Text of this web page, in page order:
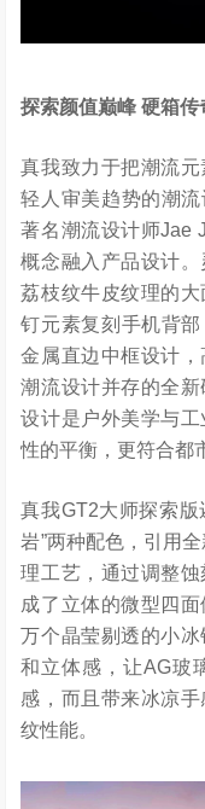
探索颜值巅峰 硬箱传
真我致力于把潮流
轻人审美趋势的潮
著名潮流设计师Jae
概念融入产品设计
荔枝纹牛皮纹理的
钉元素复刻手机背
金属直边中框设计
潮流设计并存的全新
设计是户外美学与
性的平衡，更符合都
真我GT2大师探索版
岩”两种配色，引用
理工艺，通过调整
成了立体的微型四
万个晶莹剔透的小
和立体感，让AG玻
感，而且带来冰凉
纹性能。